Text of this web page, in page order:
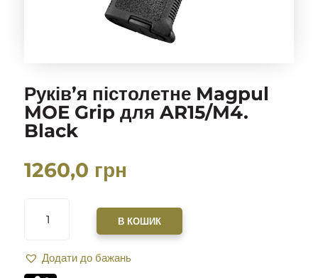
Руків’я пістолетне Magpul
MOE Grip для AR15/M4.
Black
1260,0 грн
ПІСТОЛЕТНЕ
GRIP
ДЛЯ
В КОШИК
Додати до бажань